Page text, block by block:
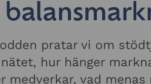
pratar vi om
hur hänger
medverkar, vad menas